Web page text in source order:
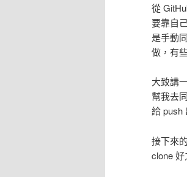
從
要靠自
是手動
做，有
大致講
幫我去
給 push
接下來
clone